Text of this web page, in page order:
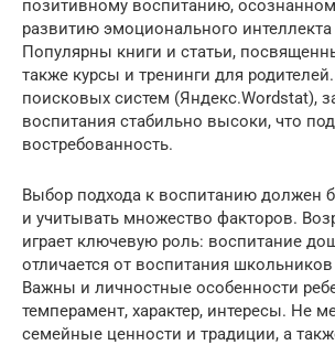
позитивному воспитанию,
развитию эмоционального интеллекта
Популярны книги и статьи,
также курсы и тренинги для
поисковых систем (Яндекс.Wordstat),
воспитания стабильно высоки, что
востребованность.
Выбор подхода к воспитанию должен
и учитывать множество факторов.
играет ключевую роль: воспитание
отличается от воспитания
Важны и личностные особенности
темперамент, характер, интересы. Не
семейные ценности и традиции, а